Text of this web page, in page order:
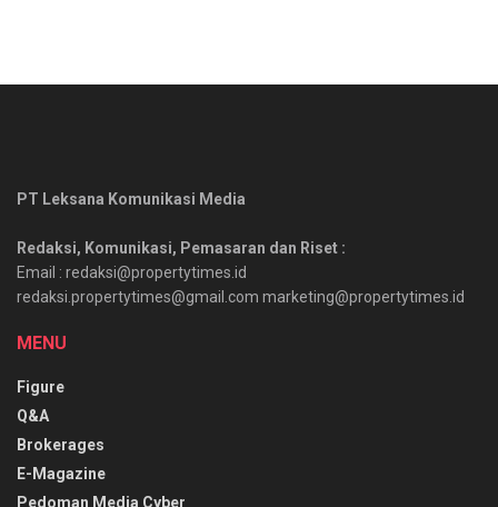
PT Leksana Komunikasi Media
Redaksi, Komunikasi, Pemasaran dan Riset :
Email : redaksi@propertytimes.id
redaksi.propertytimes@gmail.com marketing@propertytimes.id
MENU
Figure
Q&A
Brokerages
E-Magazine
Pedoman Media Cyber